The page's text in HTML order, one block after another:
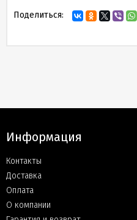
Поделиться:
Информация
Контакты
Доставка
Оплата
О компании